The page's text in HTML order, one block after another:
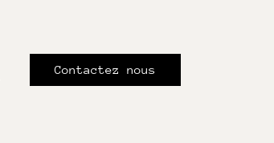
Contactez nous